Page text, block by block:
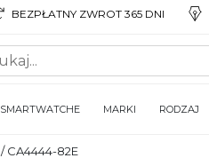
BEZPŁATNY ZWROT 365 DNI
SMARTWATCHE MARKI RODZAJ
/CA4444-82E